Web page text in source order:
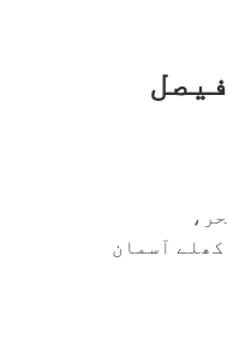
– شاہ فیصل
یوم النحر،
آسمان